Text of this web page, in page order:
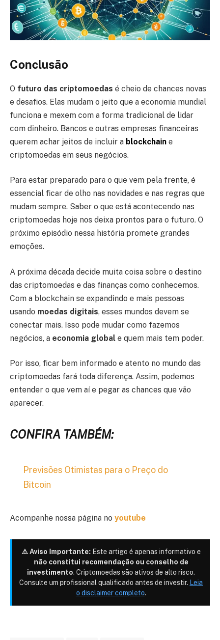
Conclusão
O futuro das criptomoedas é cheio de chances novas
e desafios. Elas mudam o jeito que a economia mundial
funciona e mexem com a forma tradicional de lidar
com dinheiro. Bancos e outras empresas financeiras
querem achar jeitos de incluir a blockchain e
criptomoedas em seus negócios.
Para estar preparado para o que vem pela frente, é
essencial ficar de olho nas novidades e nas regras que
mudam sempre. Saber o que está acontecendo nas
criptomoedas hoje nos deixa prontos para o futuro. O
próximo episódio nessa história promete grandes
emoções.
A próxima década decide muita coisa sobre o destino
das criptomoedas e das finanças como conhecemos.
Com a blockchain se expandindo e mais pessoas
usando moedas digitais, esses mundos devem se
conectar mais. Isso pode mudar como fazemos
negócios, a economia global e quem mais tem poder.
Por isso, ficar bem informado e atento no mundo das
criptomoedas fará toda diferença. Assim, podemos
entender o que vem aí e pegar as chances que vão
aparecer.
CONFIRA TAMBÉM:
Previsões Otimistas para o Preço do
Bitcoin
Acompanhe nossa página no youtube
⚠️ Aviso Importante: Este artigo é apenas informativo e
não constitui recomendação ou conselho de
investimento. Criptomoedas são ativos de alto risco.
Consulte um profissional qualificado antes de investir. Leia
o disclaimer completo.